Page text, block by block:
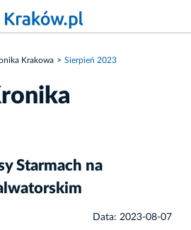
Krakowa Sierpień 2023
Starmach na
Data: 2023-08-07